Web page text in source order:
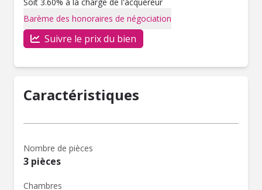
Barème des honoraires de négociation
Suivre le prix du bien
Caractéristiques
Nombre de pièces
3 pièces
Chambres